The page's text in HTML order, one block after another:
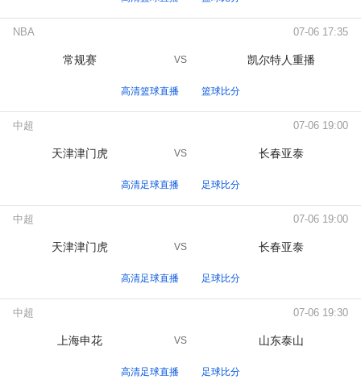
NBA 07-06 17:35
常规赛 VS 凯尔特人重播
高清篮球直播 篮球比分
中超 07-06 19:00
天津津门虎 VS 长春亚泰
高清足球直播 足球比分
中超 07-06 19:00
天津津门虎 VS 长春亚泰
高清足球直播 足球比分
中超 07-06 19:30
上海申花 VS 山东泰山
高清足球直播 足球比分